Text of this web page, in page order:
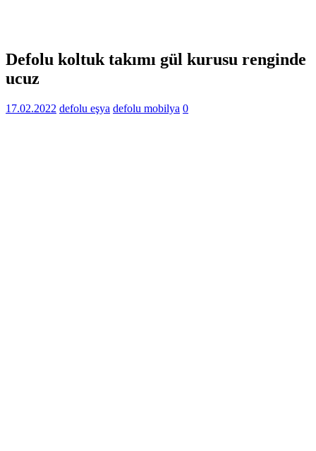
Defolu koltuk takımı gül kurusu renginde
ucuz
17.02.2022 defolu eşya defolu mobilya 0